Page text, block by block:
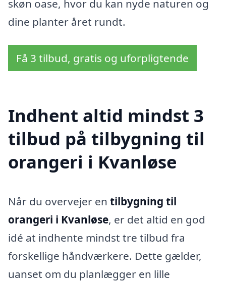
skøn oase, hvor du kan nyde naturen og
dine planter året rundt.
Få 3 tilbud, gratis og uforpligtende
Indhent altid mindst 3
tilbud på tilbygning til
orangeri i Kvanløse
Når du overvejer en tilbygning til
orangeri i Kvanløse, er det altid en god
idé at indhente mindst tre tilbud fra
forskellige håndværkere. Dette gælder,
uanset om du planlægger en lille